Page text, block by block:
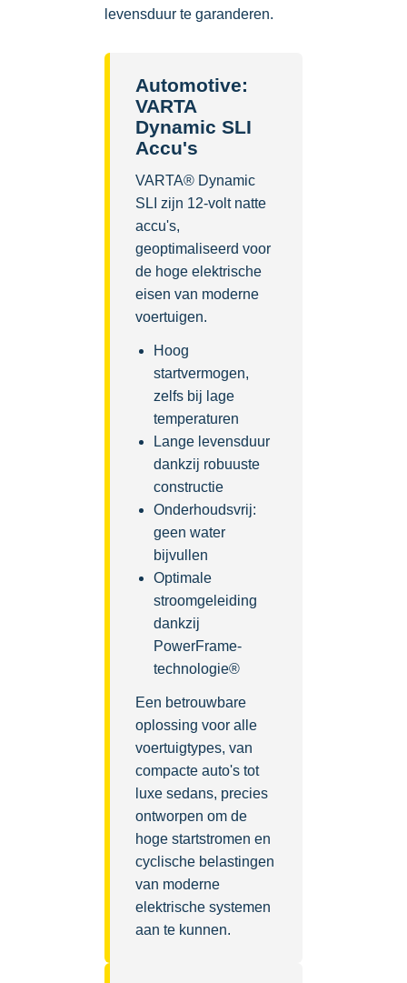
levensduur te garanderen.
Automotive:
VARTA
Dynamic SLI
Accu's
VARTA® Dynamic
SLI zijn 12-volt natte
accu's,
geoptimaliseerd voor
de hoge elektrische
eisen van moderne
voertuigen.
Hoog
startvermogen,
zelfs bij lage
temperaturen
Lange levensduur
dankzij robuuste
constructie
Onderhoudsvrij:
geen water
bijvullen
Optimale
stroomgeleiding
dankzij
PowerFrame-
technologie®
Een betrouwbare
oplossing voor alle
voertuigtypes, van
compacte auto's tot
luxe sedans, precies
ontworpen om de
hoge startstromen en
cyclische belastingen
van moderne
elektrische systemen
aan te kunnen.